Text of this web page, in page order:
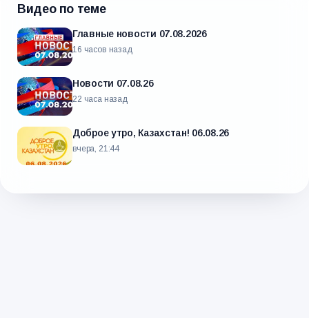
Видео по теме
Главные новости 07.08.2026
16 часов назад
Новости 07.08.26
22 часа назад
Доброе утро, Казахстан! 06.08.26
вчера, 21:44